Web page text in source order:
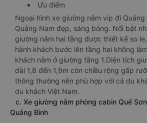
Ưu điểm
Ngoại hình xe giường nằm vip đi
Quảng Nam đẹp, sáng bóng. Nổi bật
giường nằm hai tầng được thiết kế so
hành khách bước lên tầng hai không
khách nằm ở giường tầng 1.Diện tích
dài 1,8 đến 1,9m còn chiều rộng gấp
thông thường nên phù hợp với cả du
du khách Việt Nam.
c. Xe giường nằm phòng cabin Quế
Quảng Bình